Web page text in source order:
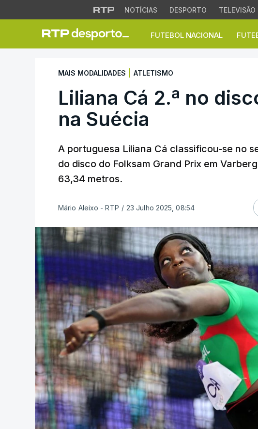
NOTÍCIAS DESPORTO TELEVISÃO
FUTEBOL NACIONAL
Liliana Cá 2.ª no
MAIS MODALIDADES ATLETISMO
Liliana Cá 2.ª no
na Suécia
A portuguesa Liliana Cá classificou-se no
do disco do Folksam Grand Prix em
63,34 metros.
Mário Aleixo - RTP / 23 Julho 2025, 08:54